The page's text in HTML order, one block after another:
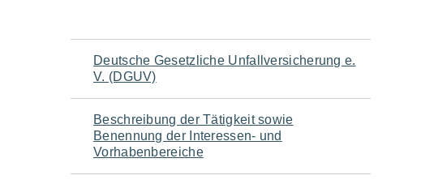
Navigation
für
den
Deutsche Gesetzliche Unfallversicherung e.
V. (DGUV)
Beschreibung der Tätigkeit sowie
Benennung der Interessen- und
Vorhabenbereiche